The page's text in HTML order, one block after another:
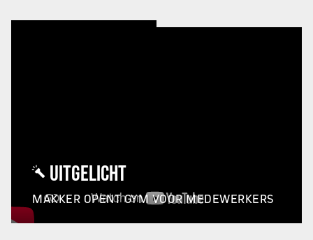
UITGELICHT
MAKKER OPENT GYM VOOR MEDEWERKERS